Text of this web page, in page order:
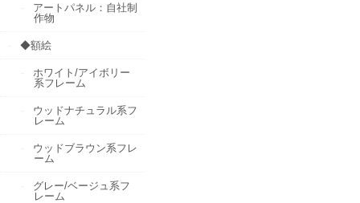
アートパネル：自社制
作物
◆額絵
ホワイト/アイボリー
系フレーム
ウッドナチュラル系フ
レーム
ウッドブラウン系フレ
ーム
グレー/ベージュ系フ
レーム